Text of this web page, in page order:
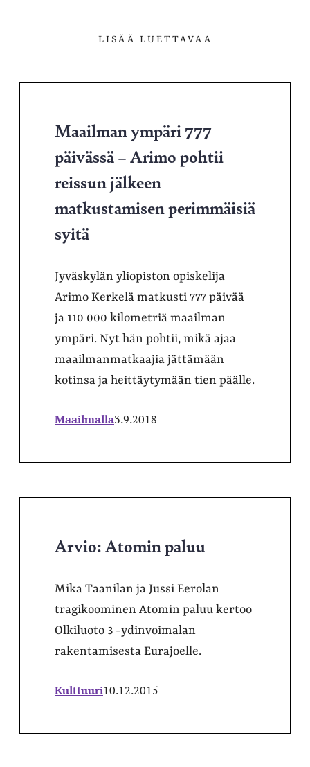
LISÄÄ LUETTAVAA
Maailman ympäri 777
päivässä – Arimo pohtii
reissun jälkeen
matkustamisen perimmäisiä
syitä
Jyväskylän yliopiston opiskelija
Arimo Kerkelä matkusti 777 päivää
ja 110 000 kilometriä maailman
ympäri. Nyt hän pohtii, mikä ajaa
maailmanmatkaajia jättämään
kotinsa ja heittäytymään tien päälle.
Maailmalla3.9.2018
Arvio: Atomin paluu
Mika Taanilan ja Jussi Eerolan
tragikoominen Atomin paluu kertoo
Olkiluoto 3 -ydinvoimalan
rakentamisesta Eurajoelle.
Kulttuuri10.12.2015